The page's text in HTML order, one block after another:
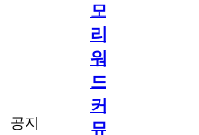
공지
모
리
워
드
커
뮤